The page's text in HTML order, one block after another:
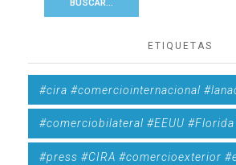
ETIQUETAS
#cira #comerciointernacional
#comerciobilateral #EEUU
#press #CIRA #comercioexterior